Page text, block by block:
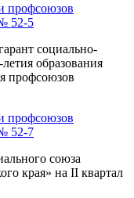
профсоюзов
52-5
социально-
образования
профсоюзов
профсоюзов
52-7
союза
края» на II квартал